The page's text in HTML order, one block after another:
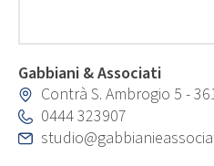
Gabbiani & Associati
Contrà S. Ambrogio 5 -
0444 323907